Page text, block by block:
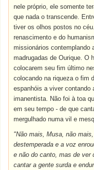
nele próprio, ele somente
que nada o transcende.
tiver os olhos postos no
renascimento e do
missionários contemplando
madrugadas de Ourique. O
colocarem seu fim último
colocando na riqueza o fim
espanhóis a viver contando
imanentista. Não foi à toa
em seu tempo - de que
mergulhado numa vil e
"Não mais, Musa, não
destemperada e a voz
e não do canto, mas de ver
cantar a gente surda e